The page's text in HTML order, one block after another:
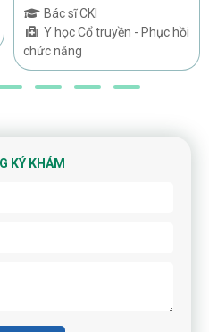
Bác sĩ CKI
Y học Cổ truyền - Phục hồi
chức năng
KÝ KHÁM